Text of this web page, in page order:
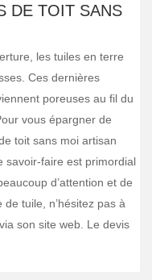
DE TOIT SANS
les tuiles en terre
Ces dernières
poreuses au fil du
vous épargner de
toit sans moi artisan
savoir-faire est primordial
d’attention et de
tuile, n’hésitez pas à
son site web. Le devis